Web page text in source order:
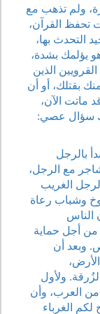
ولم تذهب مع
تحفظ القرآن،
التحدث بها،
يؤلمك بشدة،
الذين
بقتلك، أو أن
ماتت الآن،
سؤال عصي:
بالرجل
مع الرجل،
الغريب
وشباب رعاة
الناس
من أجل حماية
وبعد أن
ولأول
العرب، وأن
الغرباء